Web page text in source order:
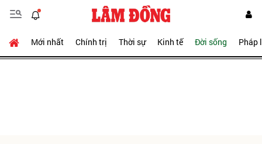
Mới nhất Chính trị Thời sự Kinh tế Đời sống Pháp
Gửi bình luận